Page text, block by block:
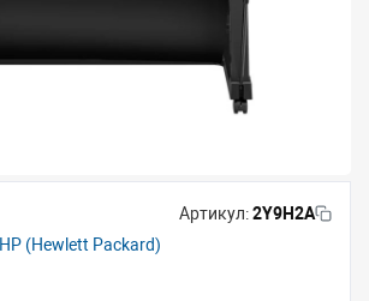
Артикул:2Y9H2A
HP (Hewlett Packard)